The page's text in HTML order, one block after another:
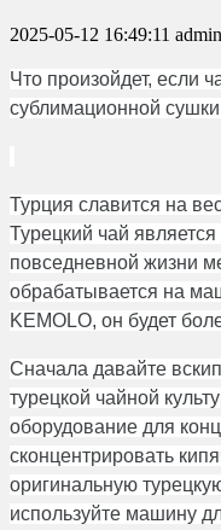
2025-05-12 16:49:11 admin
Что произойдет, если
сублимационной
Турция славится на
Турецкий чай
повседневной жизни
обрабатывается на
KEMOLO, он будет
Сначала давайте
турецкой чайной
оборудование для
сконцентрировать
оригинальную
используйте машину